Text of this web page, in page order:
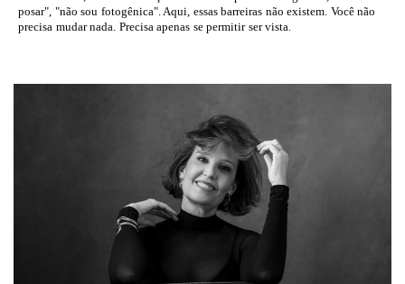
posar", "não sou fotogênica". Aqui, essas barreiras não existem. Você não
precisa mudar nada. Precisa apenas se permitir ser vista.